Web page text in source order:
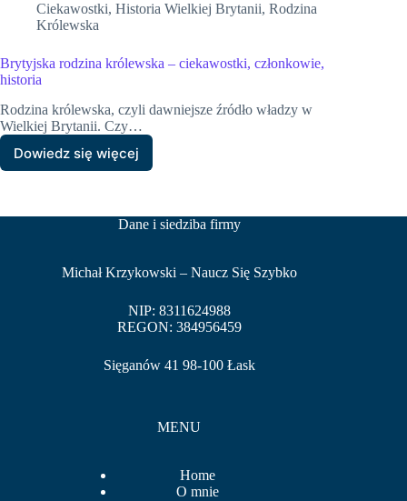
Ciekawostki, Historia Wielkiej Brytanii, Rodzina
Królewska
Brytyjska rodzina królewska – ciekawostki, członkowie,
historia
Rodzina królewska, czyli dawniejsze źródło władzy w
Wielkiej Brytanii. Czy…
Dowiedz się więcej
Brytyjska
ciekawostki,
historia
Dane i siedziba firmy
Michał Krzykowski – Naucz Się Szybko
NIP: 8311624988
REGON: 384956459
Sięganów 41 98-100 Łask
MENU
Home
O mnie